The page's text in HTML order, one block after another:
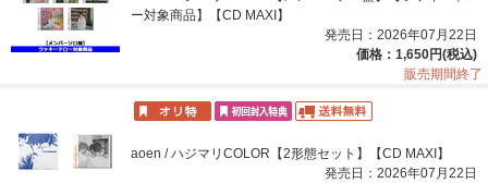
ー対象商品】【CD MAXI】
発売日：2026年07月22日
価格：1,650円(税込)
販売期間終了
aoen / ハジマリCOLOR【2形態セット】【CD MAXI】
発売日：2026年07月22日